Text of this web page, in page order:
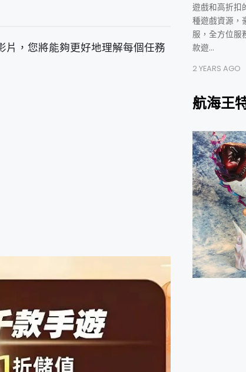
，您將能夠更好地理解每個任務
遊戲和高折扣
種遊戲資源，
服，全方位服
款遊…
2 YEARS AGO
航海王